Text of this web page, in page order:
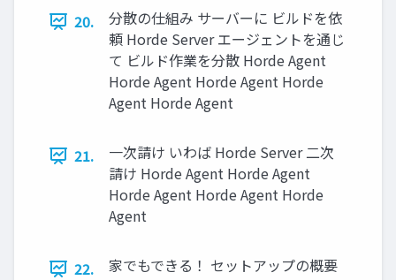
20.
分散の仕組み サーバーに ビルドを依
頼 Horde Server エージェントを通じ
て ビルド作業を分散 Horde Agent
Horde Agent Horde Agent Horde
Agent Horde Agent
21.
一次請け いわば Horde Server 二次
請け Horde Agent Horde Agent
Horde Agent Horde Agent Horde
Agent
22. 家でもできる！ セットアップの概要